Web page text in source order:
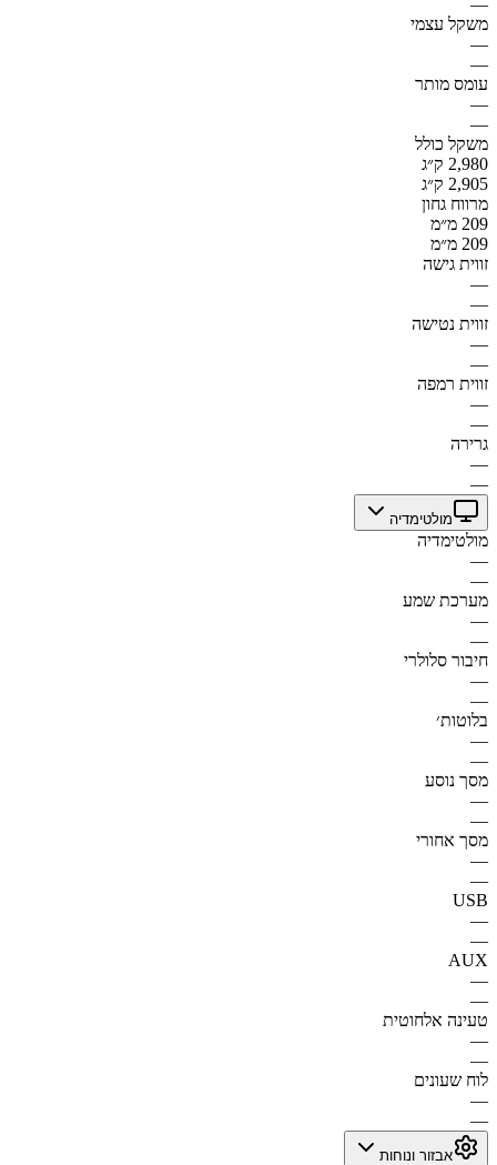
משקל עצמי
—
—
עומס מותר
—
—
משקל כולל
2,980 ק״ג
2,905 ק״ג
מרווח גחון
209 מ״מ
209 מ״מ
זווית גישה
—
—
זווית נטישה
—
—
זווית רמפה
—
—
גרירה
—
—
מולטימדיה
מולטימדיה
—
—
מערכת שמע
—
—
חיבור סלולרי
—
—
בלוטות׳
—
—
מסך נוסע
—
—
מסך אחורי
—
—
USB
—
—
AUX
—
—
טעינה אלחוטית
—
—
לוח שעונים
—
—
אבזור ונוחות